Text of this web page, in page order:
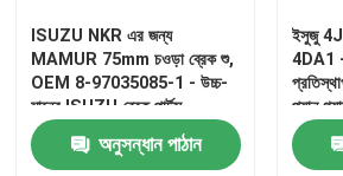
ISUZU NKR এর জন্য
MAMUR 75mm চওড়া ব্রেক শু,
OEM 8-97035085-1 - উচ্চ-
মানের ISUZU ব্রেক পার্টস
অনুসন্ধান পাঠান
ইসুজু
4DA1 -
প্যান